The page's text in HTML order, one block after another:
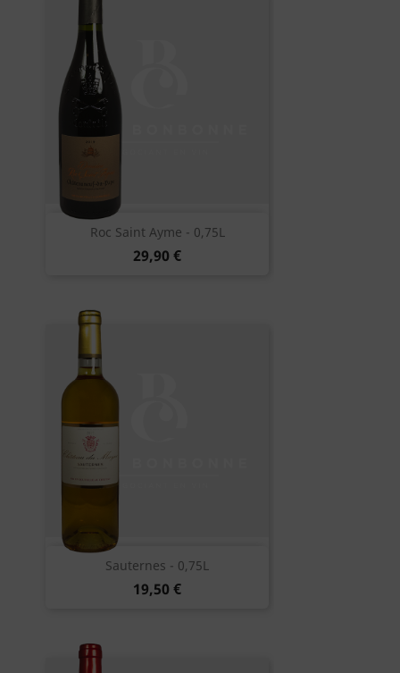
Roc Saint Ayme - 0,75L
29,90 €
Sauternes - 0,75L
19,50 €